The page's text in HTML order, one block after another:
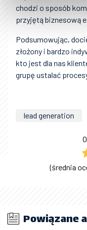
chodzi o sposób
przyjętą biznesową
Podsumowując,
złożony i bardzo
kto jest dla nas
grupę ustalać
lead generation
(średnia
Powiązane